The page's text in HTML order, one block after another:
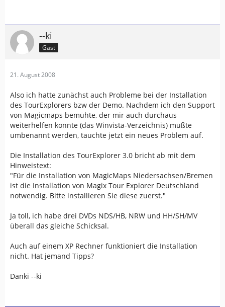
--ki
Gast
21. August 2008
Also ich hatte zunächst auch Probleme bei der Installation
des TourExplorers bzw der Demo. Nachdem ich den Support
von Magicmaps bemühte, der mir auch durchaus
weiterhelfen konnte (das Winvista-Verzeichnis) mußte
umbenannt werden, tauchte jetzt ein neues Problem auf.
Die Installation des TourExplorer 3.0 bricht ab mit dem
Hinweistext:
"Für die Installation von MagicMaps Niedersachsen/Bremen
ist die Installation von Magix Tour Explorer Deutschland
notwendig. Bitte installieren Sie diese zuerst."
Ja toll, ich habe drei DVDs NDS/HB, NRW und HH/SH/MV
überall das gleiche Schicksal.
Auch auf einem XP Rechner funktioniert die Installation
nicht. Hat jemand Tipps?
Danki --ki